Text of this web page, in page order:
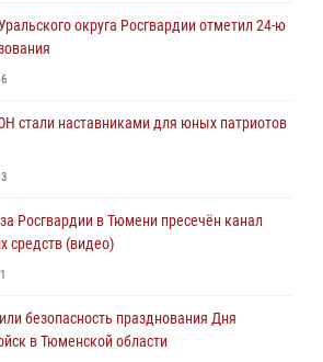
(видео)
округа Росгвардии отметил 24-ю
6
стали наставниками для юных патриотов
3
Росгвардии в Тюмени пресечён канал
средств (видео)
1
безопасность празднования Дня
в Тюменской области